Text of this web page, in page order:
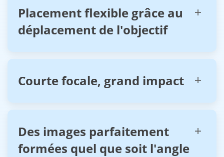
Placement flexible grâce au
déplacement de l'objectif
Courte focale, grand impact
Des images parfaitement
formées quel que soit l'angle